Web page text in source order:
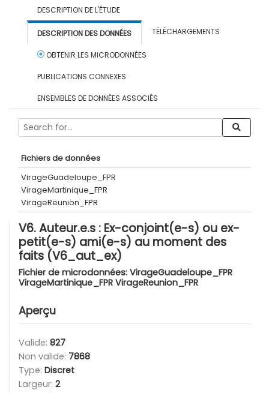
DESCRIPTION DE L'ÉTUDE
DESCRIPTION DES DONNÉES TÉLÉCHARGEMENTS
OBTENIR LES MICRODONNÉES
PUBLICATIONS CONNEXES
ENSEMBLES DE DONNÉES ASSOCIÉS
Fichiers de données
VirageGuadeloupe_FPR
VirageMartinique_FPR
VirageReunion_FPR
V6. Auteur.e.s : Ex-conjoint(e-s) ou ex-
petit(e-s) ami(e-s) au moment des
faits (V6_aut_ex)
Fichier de microdonnées: VirageGuadeloupe_FPR
VirageMartinique_FPR VirageReunion_FPR
Aperçu
Valide: 827
Non valide: 7868
Type: Discret
Largeur: 2